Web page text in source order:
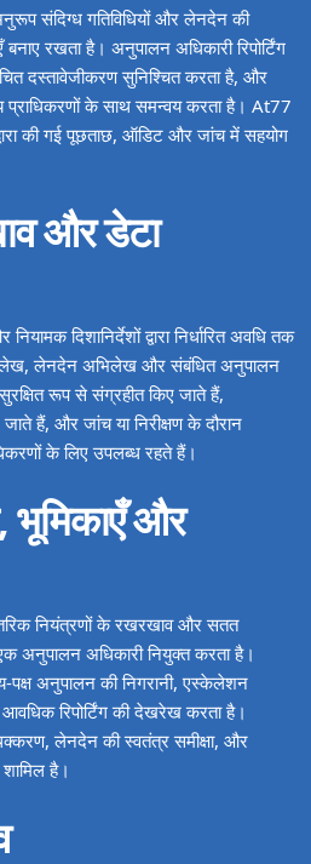
संदिग्ध गतिविधियों और लेनदेन की
बनाए रखता है। अनुपालन अधिकारी रिपोर्टिंग
दस्तावेजीकरण सुनिश्चित करता है, और
के साथ समन्वय करता है। At77
द्वारा की गई पूछताछ, ऑडिट और जांच में सहयोग
और डेटा
दिशानिर्देशों द्वारा निर्धारित अवधि तक
लेनदेन अभिलेख और संबंधित अनुपालन
रूप से संग्रहीत किए जाते हैं,
हैं, और जांच या निरीक्षण के दौरान
के लिए उपलब्ध रहते हैं।
भूमिकाएँ और
नियंत्रणों के रखरखाव और सतत
अनुपालन अधिकारी नियुक्त करता है।
अनुपालन की निगरानी, एस्केलेशन
रिपोर्टिंग की देखरेख करता है।
लेनदेन की स्वतंत्र समीक्षा, और
है।